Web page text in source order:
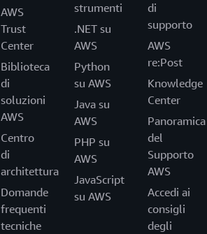
AWS
Trust
Center
Biblioteca
di
soluzioni
AWS
Centro
di
architettura
Domande
frequenti
tecniche
strumenti
.NET su
AWS
Python
su AWS
Java su
AWS
PHP su
AWS
JavaScript
su AWS
di
supporto
AWS
re:Post
Knowledge
Center
Panoramica
del
Supporto
AWS
Accedi ai
consigli
degli